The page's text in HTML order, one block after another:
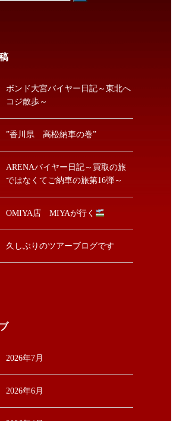
ボンド大宮バイヤー日記～東北へ
コジ散歩～
”香川県 高松納車の巻”
ARENAバイヤー日記～買取の旅
ではなくてご納車の旅第16弾～
OMIYA店 MIYAが行く
久しぶりのツアーブログです
2026年7月
2026年6月